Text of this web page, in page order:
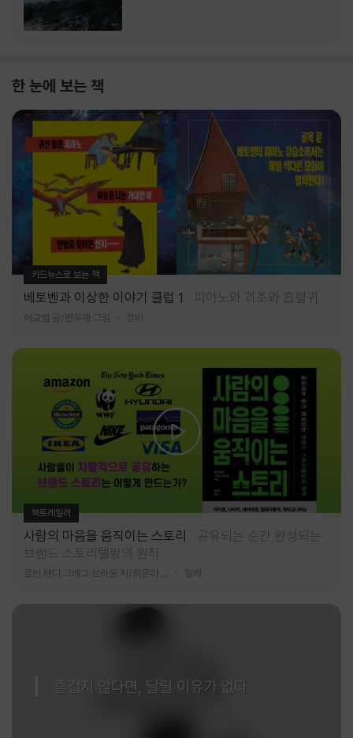
한 눈에 보는 책
카드뉴스로 보는 책
베토벤과 이상한 이야기 클럽 1 피아노와 괴조와 흡혈귀
허교범 글/변우재 그림 창비
북트레일러
사람의 마음을 움직이는 스토리
공유되는 순간 완성되는
브랜드 스토리텔링의 원칙
알레
즐겁지 않다면, 달릴 이유가 없다